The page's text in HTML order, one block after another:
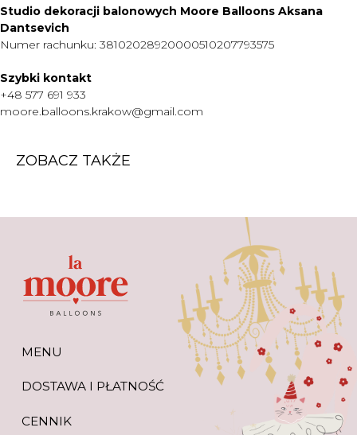
Studio dekoracji balonowych Moore Balloons Aksana
Dantsevich
Numer rachunku: 38102028920000510207793575
Szybki kontakt
+48 577 691 933
moore.balloons.krakow@gmail.com
ZOBACZ TAKŻE
O NAS
CENNIK
WARTO WIEDZIEĆ
POLITYKA PRYWATNOŚCI